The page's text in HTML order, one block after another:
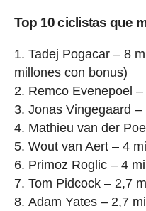
Top 10 ciclistas que
Tadej Pogacar – 8
millones con bonus)
Remco Evenepoel
Jonas Vingegaard
Mathieu van der
Wout van Aert – 4
Primoz Roglic – 4
Tom Pidcock – 2,7
Adam Yates – 2,7